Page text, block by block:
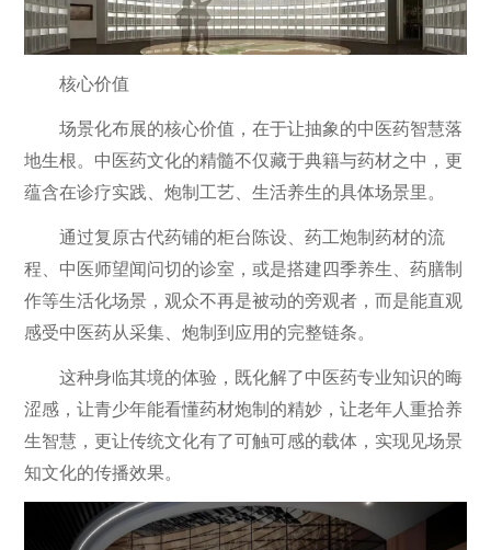
核心价值
场景化布展的核心价值，在于让抽象的中医药智慧落
地生根。中医药文化的精髓不仅藏于典籍与药材之中，更
蕴含在诊疗实践、炮制工艺、生活养生的具体场景里。
通过复原古代药铺的柜台陈设、药工炮制药材的流
程、中医师望闻问切的诊室，或是搭建四季养生、药膳制
作等生活化场景，观众不再是被动的旁观者，而是能直观
感受中医药从采集、炮制到应用的完整链条。
这种身临其境的体验，既化解了中医药专业知识的晦
涩感，让青少年能看懂药材炮制的精妙，让老年人重拾养
生智慧，更让传统文化有了可触可感的载体，实现见场景
知文化的传播效果。